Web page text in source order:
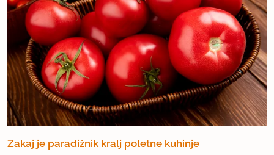
Zakaj je paradižnik kralj poletne kuhinje